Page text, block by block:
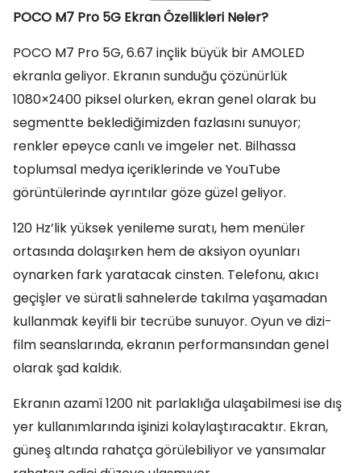
POCO M7 Pro 5G Ekran Özellikleri Neler?
POCO M7 Pro 5G, 6.67 inçlik büyük bir AMOLED
ekranla geliyor. Ekranın sunduğu çözünürlük
1080×2400 piksel olurken, ekran genel olarak bu
segmentte beklediğimizden fazlasını sunuyor;
renkler epeyce canlı ve imgeler net. Bilhassa
toplumsal medya içeriklerinde ve YouTube
görüntülerinde ayrıntılar göze güzel geliyor.
120 Hz’lik yüksek yenileme suratı, hem menüler
ortasında dolaşırken hem de aksiyon oyunları
oynarken fark yaratacak cinsten. Telefonu, akıcı
geçişler ve süratli sahnelerde takılma yaşamadan
kullanmak keyifli bir tecrübe sunuyor. Oyun ve dizi-
film seanslarında, ekranın performansından genel
olarak şad kaldık.
Ekranın azamî 1200 nit parlaklığa ulaşabilmesi ise dış
yer kullanımlarında işinizi kolaylaştıracaktır. Ekran,
güneş altında rahatça görülebiliyor ve yansımalar